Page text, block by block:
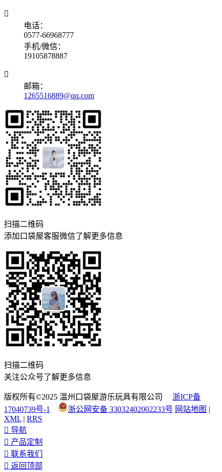

电话：
0577-66968777
手机/微信：
19105878887

邮箱：
1265516889@qq.com
扫描二维码
添加口袋屋客服微信了解更多信息
扫描二维码
关注公众号了解更多信息
版权所有©2025 温州口袋屋游乐玩具有限公司 浙ICP备
17040739号-1
浙公网安备 33032402002233号 网站地图 |
XML | RRS
 导航
 产品定制
 联系我们
 返回顶部